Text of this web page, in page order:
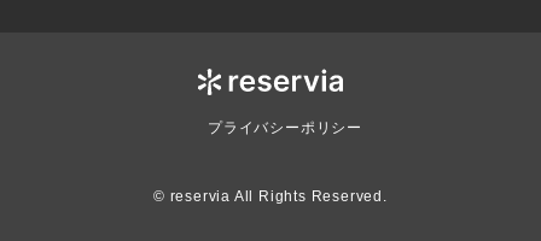
プライバシーポリシー
© reservia All Rights Reserved.